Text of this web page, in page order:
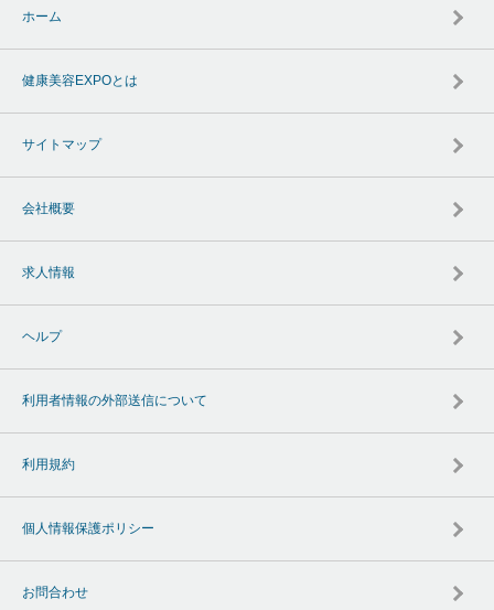
ホーム
健康美容EXPOとは
サイトマップ
会社概要
求人情報
ヘルプ
利用者情報の外部送信について
利用規約
個人情報保護ポリシー
お問合わせ